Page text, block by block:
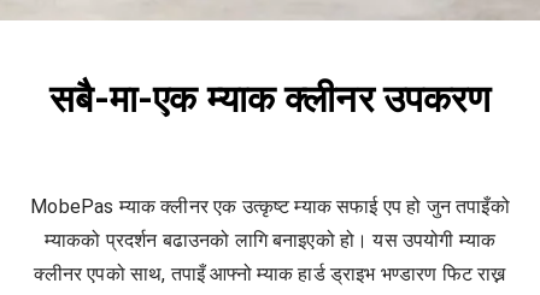
सबै-मा-एक म्याक क्लीनर उपकरण
MobePas म्याक क्लीनर एक उत्कृष्ट म्याक सफाई एप हो जुन तपाइँको
म्याकको प्रदर्शन बढाउनको लागि बनाइएको हो। यस उपयोगी म्याक
क्लीनर एपको साथ, तपाइँ आफ्नो म्याक हार्ड ड्राइभ भण्डारण फिट राख्न